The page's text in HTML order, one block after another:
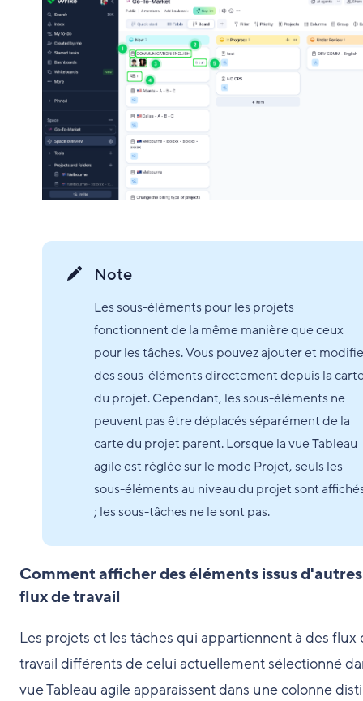
Note
Les sous-éléments pour les projets
fonctionnent de la même manière que ceux
pour les tâches. Vous pouvez ajouter et
des sous-éléments directement depuis la
du projet. Cependant, les sous-éléments ne
peuvent pas être déplacés séparément de la
carte du projet parent. Lorsque la vue Tableau
agile est réglée sur le mode Projet, seuls les
sous-éléments au niveau du projet sont
; les sous-tâches ne le sont pas.
Comment afficher des éléments issus d'autres
flux de travail
Les projets et les tâches qui appartiennent à des flux
travail différents de celui actuellement sélectionné
vue Tableau agile apparaissent dans une colonne